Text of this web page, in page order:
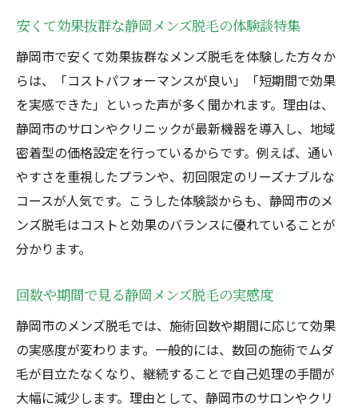
安くて効果抜群な静岡メンズ脱毛の体験談特集
静岡市で安くて効果抜群なメンズ脱毛を体験した方々か
らは、「コストパフォーマンスが良い」「短期間で効果
を実感できた」といった声が多く聞かれます。理由は、
静岡市のサロンやクリニックが最新機器を導入し、地域
密着型の価格設定を行っているからです。例えば、通い
やすさを重視したプランや、初回限定のリーズナブルな
コースが人気です。こうした体験談からも、静岡市のメ
ンズ脱毛はコストと効果のバランスに優れていることが
分かります。
回数や期間で見る静岡メンズ脱毛の実感度
静岡市のメンズ脱毛では、施術回数や期間に応じて効果
の実感度が変わります。一般的には、数回の施術でムダ
毛が目立たなくなり、継続することで自己処理の手間が
大幅に減少します。理由として、静岡市のサロンやクリ